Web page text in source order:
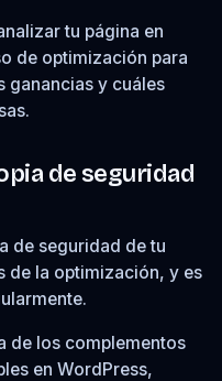
tu página en
de optimización para
ganancias y cuáles
de seguridad
de seguridad de tu
de la optimización, y es
de los complementos
en WordPress,